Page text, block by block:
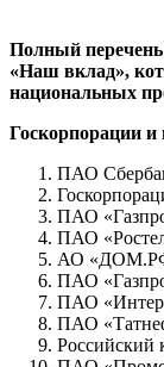
Полный
«Наш вклад»,
национальных
Госкорпорации и
ПАО
ПАО
ПАО
АО
ПАО
ПАО
ПАО
Российский